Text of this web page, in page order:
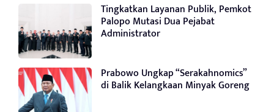
Tingkatkan Layanan Publik, Pemkot
Palopo Mutasi Dua Pejabat
Administrator
Prabowo Ungkap “Serakahnomics”
di Balik Kelangkaan Minyak Goreng